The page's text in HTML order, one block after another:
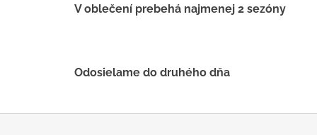
V oblečení prebehá najmenej 2 sezóny
Odosielame do druhého dňa